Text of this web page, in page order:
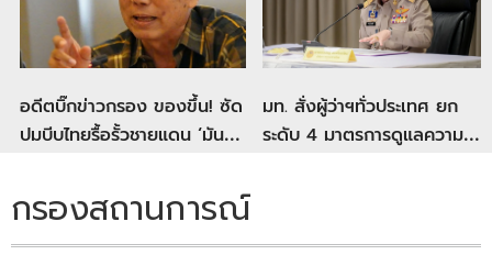
อดีตบิ๊กข่าวกรอง ของขึ้น! ซัด
ปมบีบไทยรื้อรั้วชายแดน ‘มัน
มท. สั่งผู้ว่าฯทั่วประเทศ ยก
ระดับ 4 มาตรการดูแลความ
กรองสถานการณ์